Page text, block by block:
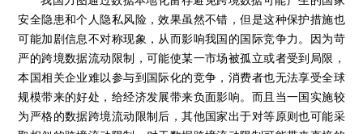
安全隐患和个人隐私风险，效果虽然不错，但是这种保护措施也
可能加剧信息不对称现象，从而影响我国的国际竞争力。因为苛
严的跨境数据流动限制，可能使某一市场被孤立或者受到局限，
本国相关企业难以参与到国际化的竞争，消费者也无法享受全球
规模带来的好处，给经济发展带来负面影响。而且当一国实施较
为严格的数据跨境流动限制后，其他国家出于对等原则也可能采